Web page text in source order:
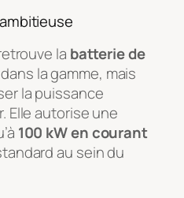
la batterie de
la gamme, mais
la puissance
Elle autorise une
100 kW en courant
au sein du